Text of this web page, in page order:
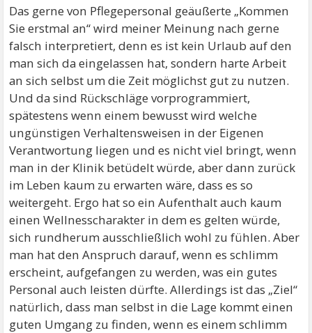
Das gerne von Pflegepersonal geäußerte „Kommen
Sie erstmal an“ wird meiner Meinung nach gerne
falsch interpretiert, denn es ist kein Urlaub auf den
man sich da eingelassen hat, sondern harte Arbeit
an sich selbst um die Zeit möglichst gut zu nutzen.
Und da sind Rückschläge vorprogrammiert,
spätestens wenn einem bewusst wird welche
ungünstigen Verhaltensweisen in der Eigenen
Verantwortung liegen und es nicht viel bringt, wenn
man in der Klinik betüdelt würde, aber dann zurück
im Leben kaum zu erwarten wäre, dass es so
weitergeht. Ergo hat so ein Aufenthalt auch kaum
einen Wellnesscharakter in dem es gelten würde,
sich rundherum ausschließlich wohl zu fühlen. Aber
man hat den Anspruch darauf, wenn es schlimm
erscheint, aufgefangen zu werden, was ein gutes
Personal auch leisten dürfte. Allerdings ist das „Ziel“
natürlich, dass man selbst in die Lage kommt einen
guten Umgang zu finden, wenn es einem schlimm